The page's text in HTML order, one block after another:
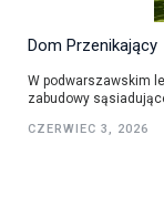
Dom Przenikający
W podwarszawskim
zabudowy
CZERWIEC 3, 2026